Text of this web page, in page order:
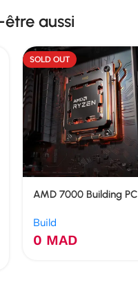
aussi
SOLD OUT
AMD 7000 Building PC
Build
0 MAD